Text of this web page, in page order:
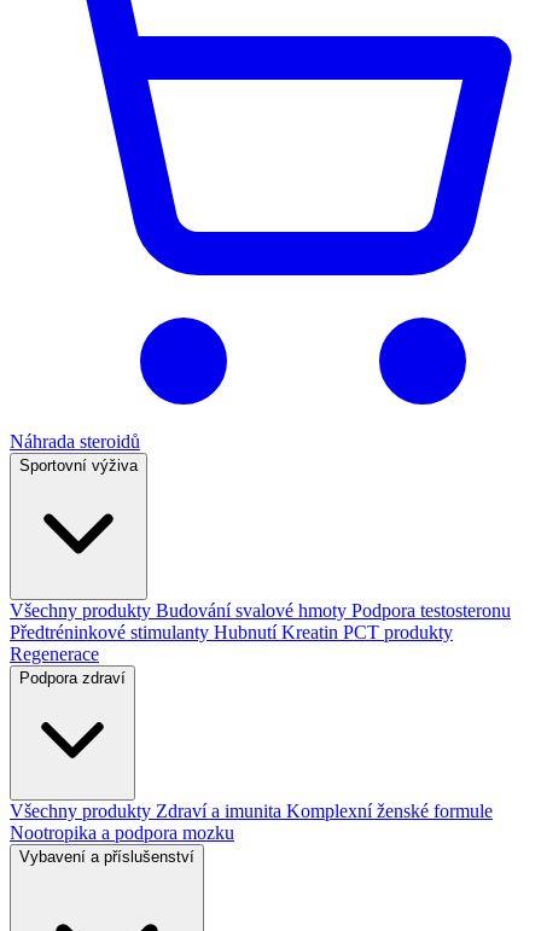
Náhrada steroidů
Sportovní výživa
Všechny produkty Budování svalové hmoty Podpora testosteronu
Předtréninkové stimulanty HubnutíKreatin PCT produkty
Regenerace
Podpora zdraví
Všechny produkty Zdraví a imunita Komplexní ženské formule
Nootropika a podpora mozku
Vybavení a příslušenství